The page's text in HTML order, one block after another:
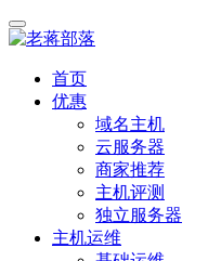
首页
优惠
域名主机
云服务器
商家推荐
主机评测
独立服务器
主机运维